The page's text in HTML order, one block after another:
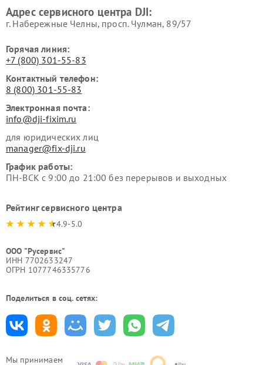
Мы принимаем
Адрес сервисного центра DJI:
г. Набережные Челны, просп. Чулман, 89/57
Горячая линия:
+7 (800) 301-55-83
Контактный телефон:
8 (800) 301-55-83
Электронная почта:
info@dji-fixim.ru
для юридических лиц
manager@fix-dji.ru
График работы:
ПН-ВСК с 9:00 до 21:00 без перерывов и выходных
Рейтинг сервисного центра
4.9-5.0
ООО "Русервис"
ИНН 7702633247
ОГРН 1077746335776
Поделиться в соц. сетях: